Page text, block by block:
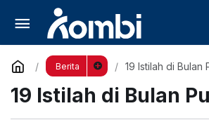
Berita 19 Istilah di Bulan
19 Istilah di Bulan
19 Istilah di Bulan Puasa